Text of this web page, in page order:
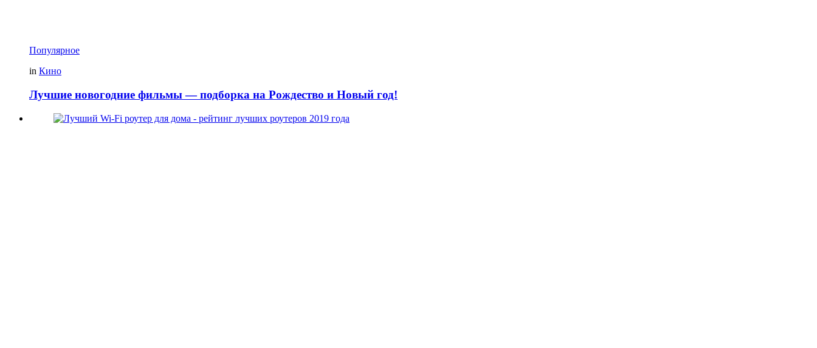
Популярное
in Кино
Лучшие новогодние фильмы — подборка на Рождество и Новый год!